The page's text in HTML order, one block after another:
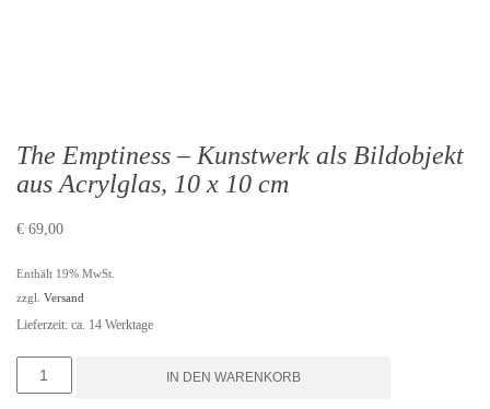
The Emptiness – Kunstwerk als Bildobjekt
aus Acrylglas, 10 x 10 cm
€ 69,00
Enthält 19% MwSt.
zzgl. Versand
Lieferzeit: ca. 14 Werktage
IN DEN WARENKORB